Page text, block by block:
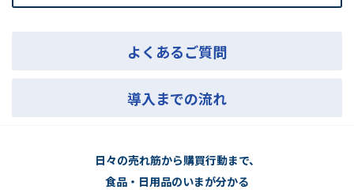
よくあるご質問
導入までの流れ
日々の売れ筋から購買行動まで、
食品・日用品のいまが分かる